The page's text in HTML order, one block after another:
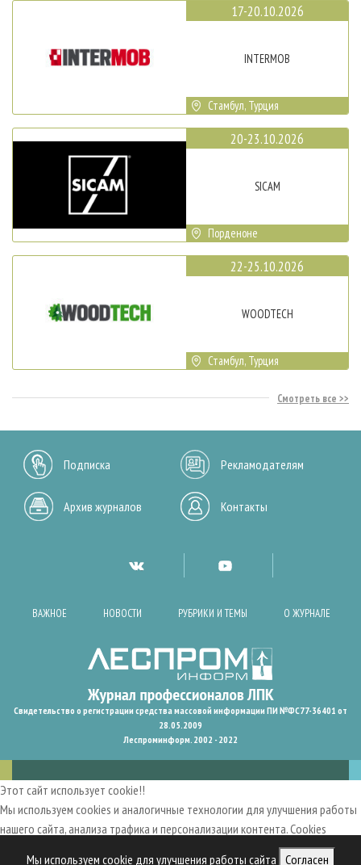
Мы используем cookie для улучшения работы сайта Согласен
17-20.10.2026
INTERMOB
Стамбул, Турция
20-23.10.2026
SICAM
Порденоне
22-25.10.2026
WOODTECH
Стамбул, Турция
Смотреть все
Подписка Рекламодателям
Архив журналов Контакты
ВАЖНОЕ НОВОСТИ РУБРИКИ И ТЕМЫ О ЖУРНАЛЕ
Свидетельство о регистрации средства массовой информации ПИ №ФС77-36401 от
28.05.2009
Леспроминформ. 2002 - 2022
Этот сайт использует cookie!!
Мы используем cookies и аналогичные технологии для улучшения работы
нашего сайта, анализа трафика и персонализации контента. Cookies